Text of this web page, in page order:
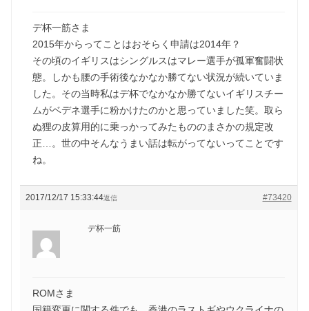
デ杯一筋さま
2015年からってことはおそらく申請は2014年？
その頃のイギリスはシングルスはマレー選手が孤軍奮闘状
態。しかも腰の手術後なかなか勝てない状況が続いていま
した。その当時私はデ杯でなかなか勝てないイギリスチー
ムがベデネ選手に粉かけたのかと思っていました笑。取ら
ぬ狸の皮算用的に乗っかってみたもののまさかの規定改
正…。世の中そんなうまい話は転がってないってことです
ね。
2017/12/17 15:33:44 #73420
返信
デ杯一筋
ROMさま